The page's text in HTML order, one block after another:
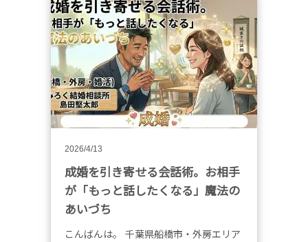
2026/4/13
成婚を引き寄せる会話術。お相手
が「もっと話したくなる」魔法の
あいづち
こんばんは。 千葉県船橋市・外房エリア